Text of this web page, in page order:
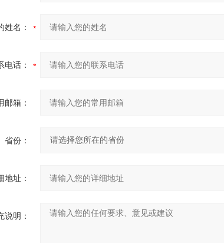
姓名：
电话：
邮箱：
省份：
地址：
说明：